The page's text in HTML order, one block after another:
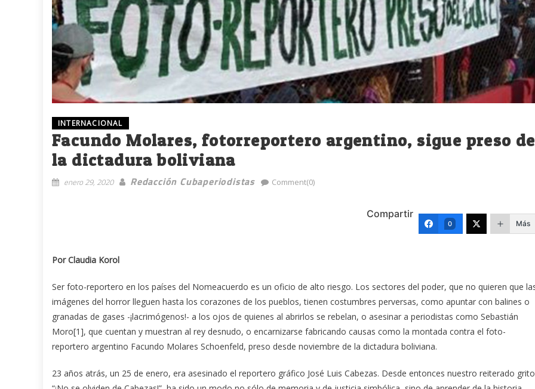
INTERNACIONAL
Facundo Molares, fotorreportero argentino, sigue preso de
la dictadura boliviana
enero 29, 2020 Redacción Cubaperiodistas Comment(0)
Compartir
0 Más
Por Claudia Korol
Ser foto-reportero en los países del Nomeacuerdo es un oficio de alto riesgo. Los sectores del poder, que no quieren que
imágenes del horror lleguen hasta los corazones de los pueblos, tienen costumbres perversas, como apuntar con balines o
granadas de gases -¡lacrimógenos!- a los ojos de quienes al abrirlos se rebelan, o asesinar a periodistas como Sebastián
Moro[1], que cuentan y muestran al rey desnudo, o encarnizarse fabricando causas como la montada contra el foto-
reportero argentino Facundo Molares Schoenfeld, preso desde noviembre de la dictadura boliviana.
23 años atrás, un 25 de enero, era asesinado el reportero gráfico José Luis Cabezas. Desde entonces nuestro reiterado